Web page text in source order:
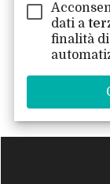
dati a
finalità